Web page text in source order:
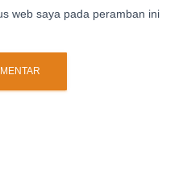
web saya pada peramban ini